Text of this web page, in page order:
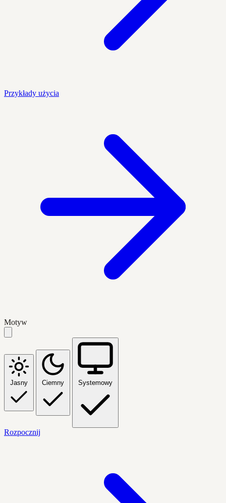
Przykłady użycia
Motyw
Jasny Ciemny Systemowy
Rozpocznij